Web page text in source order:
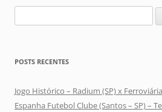
por:
POSTS RECENTES
Jogo Histórico – Radium (SP) x
Espanha Futebol Clube (Santos – SP) –